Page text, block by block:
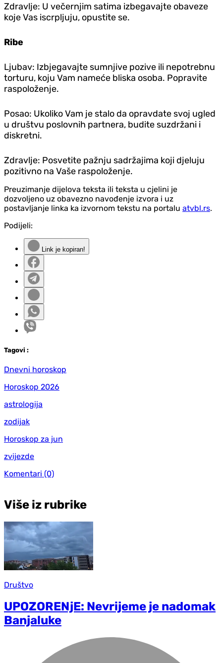
Zdravlje: U večernjim satima izbegavajte obaveze
koje Vas iscrpljuju, opustite se.
Ribe
Ljubav: Izbjegavajte sumnjive pozive ili nepotrebnu
torturu, koju Vam nameće bliska osoba. Popravite
raspoloženje.
Posao: Ukoliko Vam je stalo da opravdate svoj ugled
u društvu poslovnih partnera, budite suzdržani i
diskretni.
Zdravlje: Posvetite pažnju sadržajima koji djeluju
pozitivno na Vaše raspoloženje.
Preuzimanje dijelova teksta ili teksta u cjelini je
dozvoljeno uz obavezno navođenje izvora i uz
postavljanje linka ka izvornom tekstu na portalu atvbl.rs.
Podijeli:
Link je kopiran!
Tagovi :
Dnevni horoskop
Horoskop 2026
astrologija
zodijak
Horoskop za jun
zvijezde
Komentari (0)
Više iz rubrike
Društvo
UPOZORENjE: Nevrijeme je nadomak
Banjaluke